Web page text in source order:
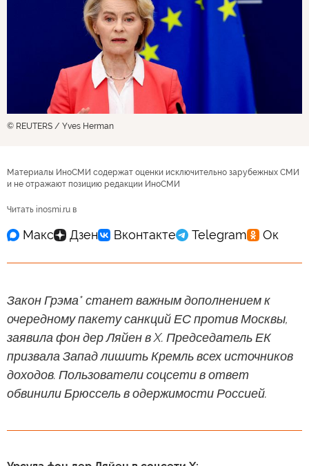
© REUTERS / Yves Herman
Материалы ИноСМИ содержат оценки исключительно зарубежных СМИ
и не отражают позицию редакции ИноСМИ
Читать inosmi.ru в
Закон Грэма* станет важным дополнением к
очередному пакету санкций ЕС против Москвы,
заявила фон дер Ляйен в X. Председатель ЕК
призвала Запад лишить Кремль всех источников
доходов. Пользователи соцсети в ответ
обвинили Брюссель в одержимости Россией.